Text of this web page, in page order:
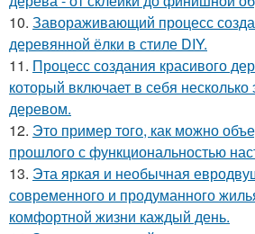
10. Завораживающий процесс
деревянной ёлки в стиле DIY.
11. Процесс создания красивого
который включает в себя
деревом.
12. Это пример того, как можно
прошлого с функциональностью
13. Эта яркая и необычная
современного и продуманного
комфортной жизни каждый день.